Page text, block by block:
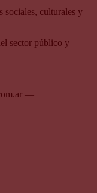
sociales, culturales y
sector público y
—